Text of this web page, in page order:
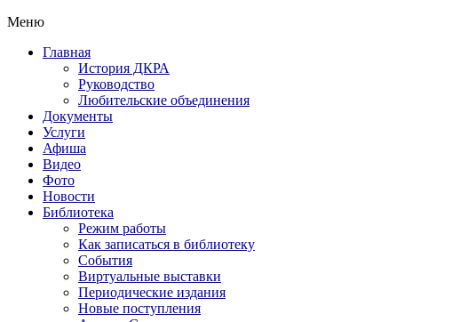
Меню
Главная
История ДКРА
Руководство
Любительские объединения
Документы
Услуги
Афиша
Видео
Фото
Новости
Библиотека
Режим работы
Как записаться в библиотеку
События
Виртуальные выставки
Периодические издания
Новые поступления